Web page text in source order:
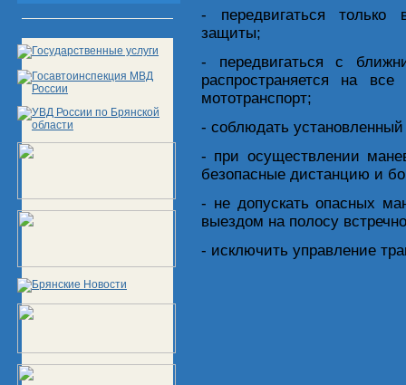
- передвигаться только
защиты;
- передвигаться с
распространяется на
мототранспорт;
- соблюдать
- при осуществлении
безопасные дистанцию и
- не допускать опасных
выездом на полосу
- исключить управление